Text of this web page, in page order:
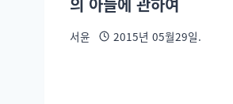
의 아들에 관하여
서윤 2015년 05월29일.